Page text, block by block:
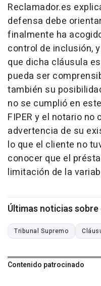
Reclamador.es
defensa debe
finalmente ha
control de inclusión,
que dicha cláusula
pueda ser
también su
no se cumplió en
FIPER y el notario
advertencia de su
lo que el cliente no
conocer que el
limitación de la
Últimas noticias
Tribunal Supremo
Contenido patrocinado